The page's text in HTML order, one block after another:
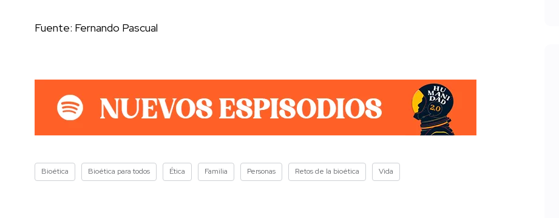
Fuente: Fernando Pascual
Bioética Bioética para todos Ética Familia Personas Retos de la bioética Vida